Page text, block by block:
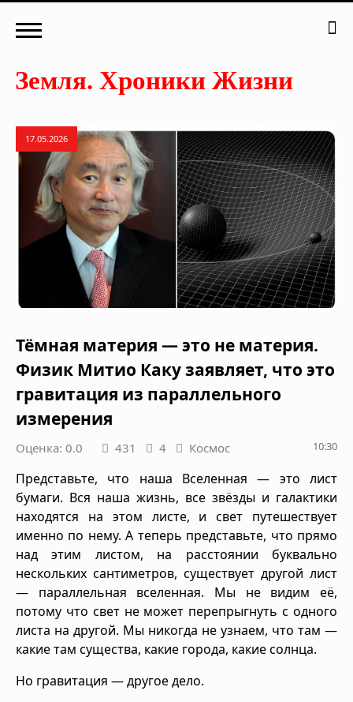
17.05.2026
Тёмная материя — это не материя.
Физик Митио Каку заявляет, что это
гравитация из параллельного
измерения
Оценка: 0.0 431 4 Космос 10:30
Представьте, что наша Вселенная — это лист
бумаги. Вся наша жизнь, все звёзды и галактики
находятся на этом листе, и свет путешествует
именно по нему. А теперь представьте, что прямо
над этим листом, на расстоянии буквально
нескольких сантиметров, существует другой лист
— параллельная вселенная. Мы не видим её,
потому что свет не может перепрыгнуть с одного
листа на другой. Мы никогда не узнаем, что там —
какие там существа, какие города, какие солнца.
Но гравитация — другое дело.